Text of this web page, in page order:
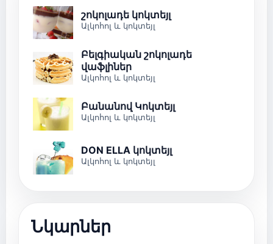
շոկոլադե կոկտեյլ
Ալկոհոլ և կոկտեյլ
Բելգիական շոկոլադե
վաֆլիներ
Ալկոհոլ և կոկտեյլ
Բանանով Կոկտեյլ
Ալկոհոլ և կոկտեյլ
DON ELLA կոկտեյլ
Ալկոհոլ և կոկտեյլ
Նկարներ